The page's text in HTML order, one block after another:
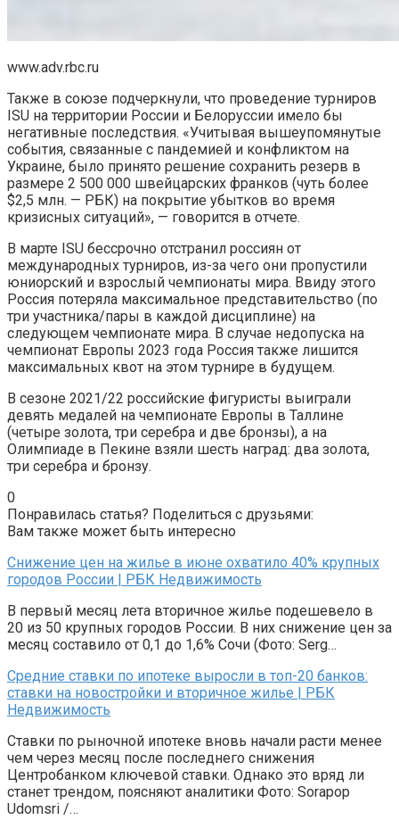
www.adv.rbc.ru
Также в союзе подчеркнули, что проведение турниров
ISU на территории России и Белоруссии имело бы
негативные последствия. «Учитывая вышеупомянутые
события, связанные с пандемией и конфликтом на
Украине, было принято решение сохранить резерв в
размере 2 500 000 швейцарских франков (чуть более
$2,5 млн. — РБК) на покрытие убытков во время
кризисных ситуаций», — говорится в отчете.
В марте ISU бессрочно отстранил россиян от
международных турниров, из-за чего они пропустили
юниорский и взрослый чемпионаты мира. Ввиду этого
Россия потеряла максимальное представительство (по
три участника/пары в каждой дисциплине) на
следующем чемпионате мира. В случае недопуска на
чемпионат Европы 2023 года Россия также лишится
максимальных квот на этом турнире в будущем.
В сезоне 2021/22 российские фигуристы выиграли
девять медалей на чемпионате Европы в Таллине
(четыре золота, три серебра и две бронзы), а на
Олимпиаде в Пекине взяли шесть наград: два золота,
три серебра и бронзу.
0
Понравилась статья? Поделиться с друзьями:
Вам также может быть интересно
Снижение цен на жилье в июне охватило 40% крупных
городов России | РБК Недвижимость
В первый месяц лета вторичное жилье подешевело в
20 из 50 крупных городов России. В них снижение цен за
месяц составило от 0,1 до 1,6% Сочи (Фото: Serg…
Средние ставки по ипотеке выросли в топ-20 банков:
ставки на новостройки и вторичное жилье | РБК
Недвижимость
Ставки по рыночной ипотеке вновь начали расти менее
чем через месяц после последнего снижения
Центробанком ключевой ставки. Однако это вряд ли
станет трендом, поясняют аналитики Фото: Sorapop
Udomsri /…